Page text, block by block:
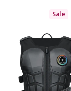
Sale